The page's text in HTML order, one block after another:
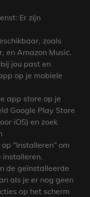
Er zijn
zoals
en Amazon Music.
jou past en
op je mobiele
app store op je
Google Play Store
iOS) en zoek
“Installeren” om
installeren.
de geïnstalleerde
als je er nog geen
op het scherm